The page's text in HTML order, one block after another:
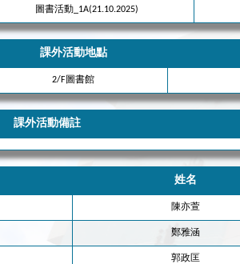
圖書活動_1A(21.10.2025)
課外活動地點
2/F圖書館
課外活動備註
姓名
陳亦萱
鄭雅涵
郭政匡